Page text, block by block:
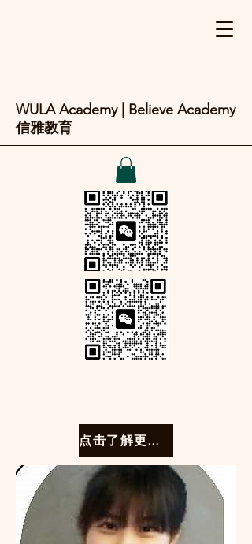
WULA Academy | Believe Academy
信雅教育
点击了解更多课程